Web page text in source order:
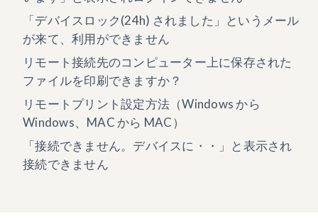
「デバイスロック(24h) されました」というメール
が来て、利用ができません
リモート接続先のコンピューター上に保存された
ファイルを印刷できますか？
リモートプリント設定方法（Windows から
Windows、MAC から MAC）
「接続できません。デバイスに・・」と表示され
接続できません